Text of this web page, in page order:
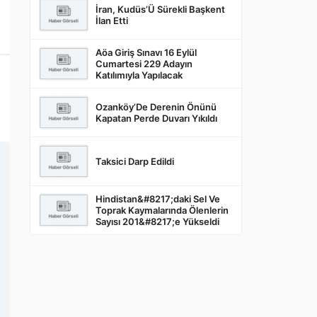
İran, Kudüs’Ü Sürekli Başkent
İlan Etti
Aöa Giriş Sınavı 16 Eylül
Cumartesi 229 Adayın
Katılımıyla Yapılacak
Ozanköy’De Derenin Önünü
Kapatan Perde Duvarı Yıkıldı
Taksici Darp Edildi
Hindistan&#8217;daki Sel Ve
Toprak Kaymalarında Ölenlerin
Sayısı 201&#8217;e Yükseldi